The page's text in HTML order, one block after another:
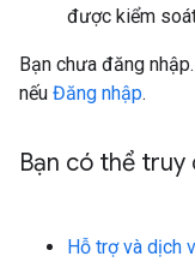
được kiểm
Bạn chưa đăng
nếu Đăng nhập.
Bạn có thể truy
Hỗ trợ và dịch